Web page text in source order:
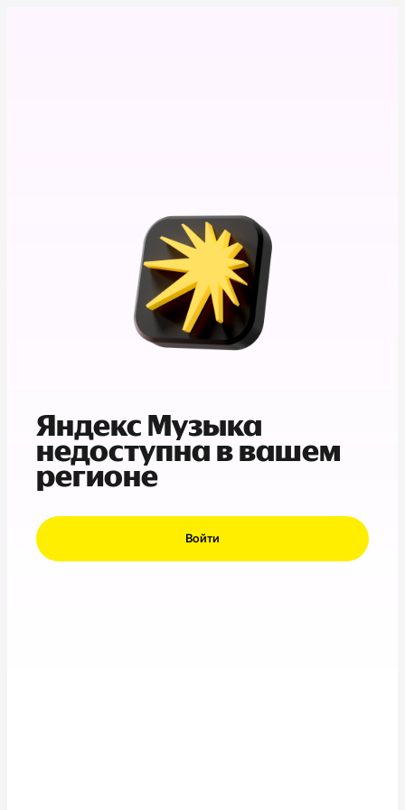
Яндекс Музыка
недоступна в вашем
регионе
Войти